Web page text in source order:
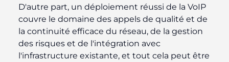
D'autre part, un déploiement réussi de la VoIP
couvre le domaine des appels de qualité et de
la continuité efficace du réseau, de la gestion
des risques et de l'intégration avec
l'infrastructure existante, et tout cela peut être